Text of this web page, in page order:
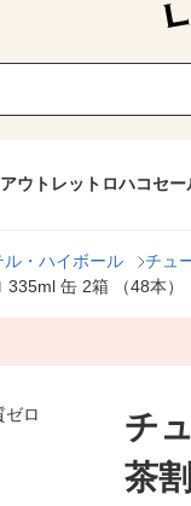
アウトレット ロハコセー
・ハイボール チュ
缶 2箱 （48本）
チ
茶